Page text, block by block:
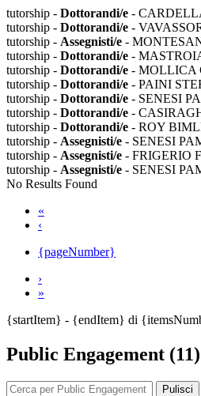
tutorship - Dottorandi/e -
tutorship - Dottorandi/e -
tutorship - Assegnisti/e -
tutorship - Dottorandi/e -
tutorship - Dottorandi/e - MOLLICA
tutorship - Dottorandi/e - PAINI
tutorship - Dottorandi/e - SENESI
tutorship - Dottorandi/e -
tutorship - Dottorandi/e - ROY
tutorship - Assegnisti/e - SENESI
tutorship - Assegnisti/e - FRIGERIO
tutorship - Assegnisti/e - SENESI
No Results Found
«
‹
{pageNumber}
›
»
{startItem} - {endItem} di
Public Engagement (11)
Pulisci